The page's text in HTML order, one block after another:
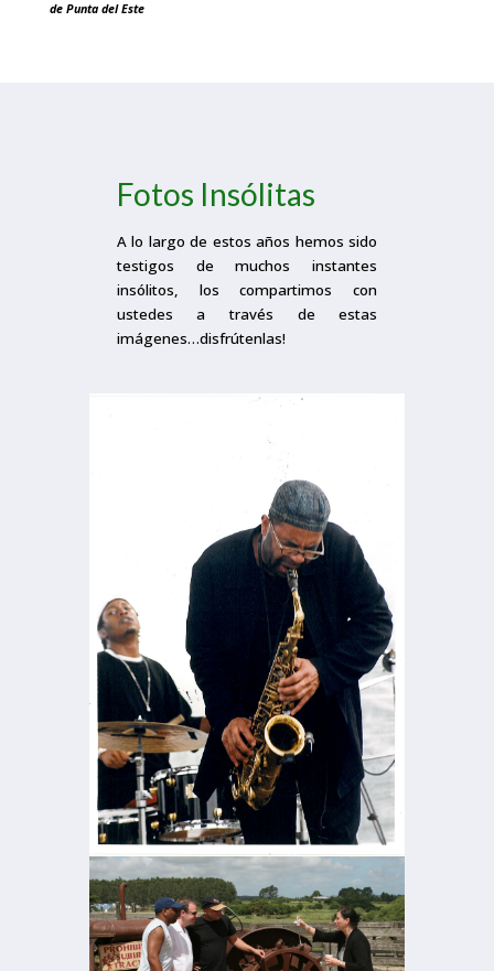
de Punta del Este
Fotos Insólitas
A lo largo de estos años hemos sido
testigos de muchos instantes
insólitos, los compartimos con
ustedes a través de estas
imágenes…disfrútenlas!